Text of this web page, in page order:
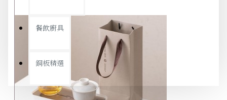
餐飲廚具
銅板精選